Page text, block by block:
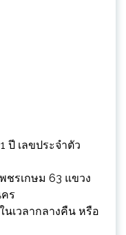
ปี เลขประจำตัว
ชรเกษม 63 แขวง
ร
นเวลากลางคืน หรือ